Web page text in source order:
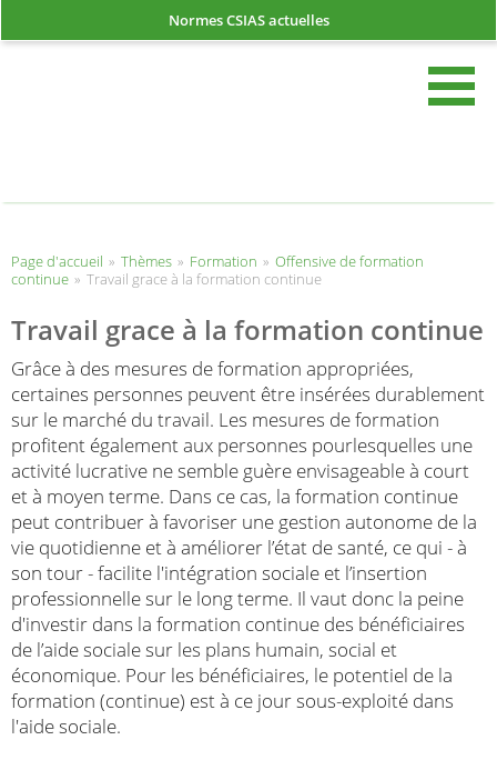
Normes CSIAS actuelles
Page d'accueil » Thèmes » Formation » Offensive de formation
continue » Travail grace à la formation continue
Travail grace à la formation continue
Grâce à des mesures de formation appropriées,
certaines personnes peuvent être insérées durablement
sur le marché du travail. Les mesures de formation
profitent également aux personnes pourlesquelles une
activité lucrative ne semble guère envisageable à court
et à moyen terme. Dans ce cas, la formation continue
peut contribuer à favoriser une gestion autonome de la
vie quotidienne et à améliorer l’état de santé, ce qui - à
son tour - facilite l'intégration sociale et l’insertion
professionnelle sur le long terme. Il vaut donc la peine
d'investir dans la formation continue des bénéficiaires
de l’aide sociale sur les plans humain, social et
économique. Pour les bénéficiaires, le potentiel de la
formation (continue) est à ce jour sous-exploité dans
l'aide sociale.